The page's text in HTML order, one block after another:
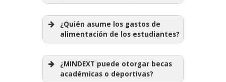
¿Quién asume los gastos de
alimentación de los estudiantes?
¿MINDEXT puede otorgar becas
académicas o deportivas?